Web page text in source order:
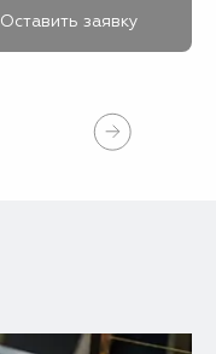
Оставить заявку